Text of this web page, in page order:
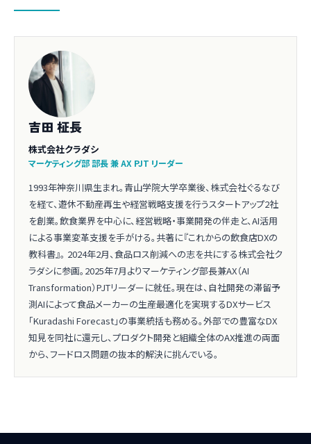
吉田 柾長
株式会社クラダシ
マーケティング部 部長 兼 AX PJT リーダー
1993年神奈川県生まれ。青山学院大学卒業後、株式会社ぐるなび
を経て、遊休不動産再生や経営戦略支援を行うスタートアップ2社
を創業。飲食業界を中心に、経営戦略・事業開発の伴走と、AI活用
による事業変革支援を手がける。共著に『これからの飲食店DXの
教科書』。 2024年2月、食品ロス削減への志を共にする株式会社ク
ラダシに参画。2025年7月よりマーケティング部長兼AX（AI
Transformation）PJTリーダーに就任。現在は、自社開発の滞留予
測AIによって食品メーカーの生産最適化を実現するDXサービス
「Kuradashi Forecast」の事業統括も務める。外部での豊富なDX
知見を同社に還元し、プロダクト開発と組織全体のAX推進の両面
から、フードロス問題の抜本的解決に挑んでいる。